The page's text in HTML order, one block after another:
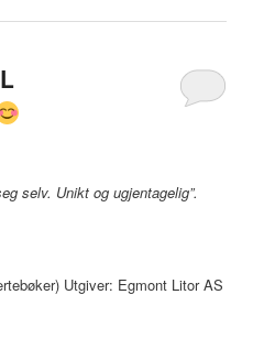
selv. Unikt og ugjentagelig”.
Utgiver: Egmont Litor AS